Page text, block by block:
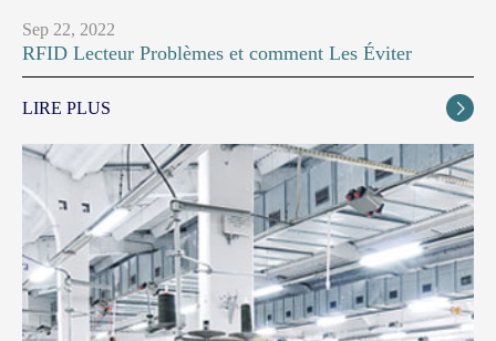
Sep 22, 2022
RFID Lecteur Problèmes et comment Les Éviter
LIRE PLUS 